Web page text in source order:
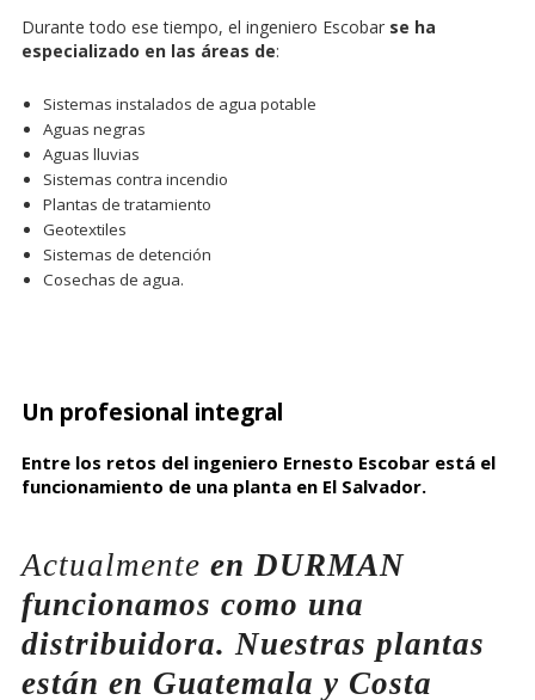
Durante todo ese tiempo, el ingeniero Escobar se ha
especializado en las áreas de:
Sistemas instalados de agua potable
Aguas negras
Aguas lluvias
Sistemas contra incendio
Plantas de tratamiento
Geotextiles
Sistemas de detención
Cosechas de agua.
Un profesional integral
Entre los retos del ingeniero Ernesto Escobar está el
funcionamiento de una planta en El Salvador.
Actualmente en DURMAN
funcionamos como una
distribuidora. Nuestras plantas
están en Guatemala y Costa